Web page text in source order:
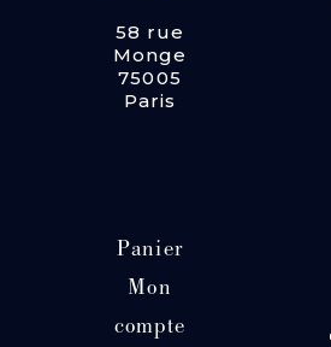
58 rue
Monge
75005
Paris
Panier
Mon
compte